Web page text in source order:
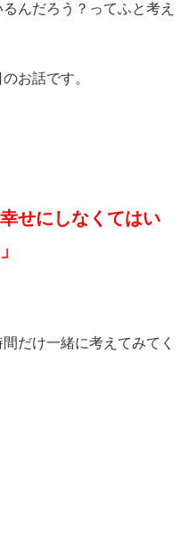
んだろう？ってふと考え
お話です。
せにしなくてはい
だけ一緒に考えてみてく